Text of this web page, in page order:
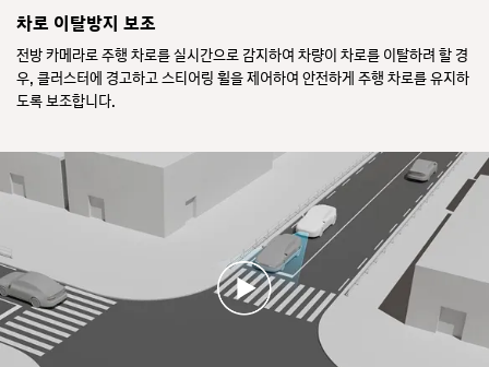
차로 이탈방지 보조
전방 카메라로 주행 차로를 실시간으로 감지하여 차량이 차로를 이탈하려 할 경
우, 클러스터에 경고하고 스티어링 휠을 제어하여 안전하게 주행 차로를 유지하
도록 보조합니다.